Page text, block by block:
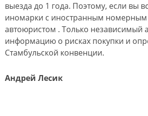
выезда до 1 года. Поэтому, если вы
иномарки с иностранным номерным
автоюристом . Только независимый
информацию о рисках покупки и
Стамбульской конвенции.
Андрей Лесик